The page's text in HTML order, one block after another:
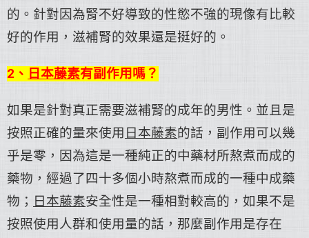
的。針對因為腎不好導致的性慾不強的現像有比較
好的作用，滋補腎的效果還是挺好的。
2、 日本藤素有副作用嗎？
如果是針對真正需要滋補腎的成年的男性。並且是
按照正確的量來使用 日本藤素的話，副作用可以幾
乎是零，因為這是一種純正的中藥材所熬煮而成的
藥物，經過了四十多個小時熬煮而成的一種中成藥
物； 日本藤素安全性是一種相對較高的，如果不是
按照使用人群和使用量的話，那麼副作用是存在